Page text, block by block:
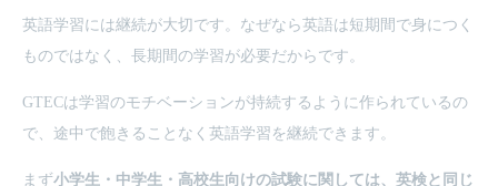
英語学習には継続が大切です。なぜなら英語は短期間で身につく
ものではなく、長期間の学習が必要だからです。
GTECは学習のモチベーションが持続するように作られているの
で、途中で飽きることなく英語学習を継続できます。
まず小学生・中学生・高校生向けの試験に関しては、英検と同じ